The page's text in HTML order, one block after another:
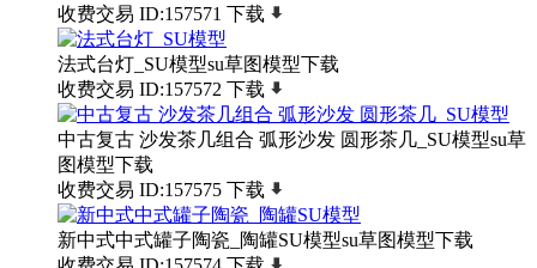
收费交易 ID:157571 下载
法式台灯_SU模型su草图模型下载
收费交易 ID:157572 下载
中古复古 沙发茶几组合 弧形沙发 圆形茶几_SU模型su草
图模型下载
收费交易 ID:157575 下载
新中式中式罐子陶瓷_陶罐SU模型su草图模型下载